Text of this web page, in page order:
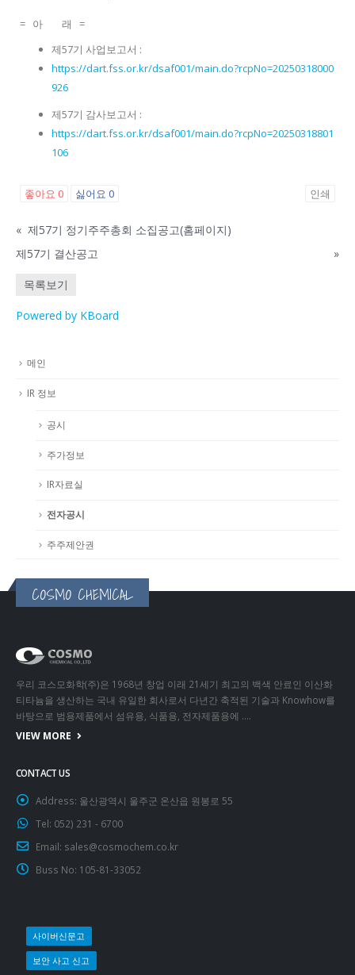
= 아 래 =
제57기 사업보고서 :
https://dart.fss.or.kr/dsaf001/main.do?rcpNo=20250318000
926
제57기 감사보고서 :
https://dart.fss.or.kr/dsaf001/main.do?rcpNo=20250318801
106
좋아요 0 싫어요 0 인쇄
« 제57기 정기주주총회 소집공고(홈페이지)
제57기 결산공고
»
목록보기
Powered by KBoard
메인
IR 정보
공시
주가정보
IR자료실
전자공시
주주제안권
COSMO CHEMICAL
우리 코스모화학(주)은 1968년 창업 이래 21세기 최고의 백색 안료인 이산화
티타늄을 생산하는 국내 유일한 회사로서 다년간 축적된 기술과 Knowhow를
바탕으로 범용제품에서 섬유용, 식품용, 전자제품용에 ….
VIEW MORE
CONTACT US
Address: 울산광역시 울주군 온산읍 원봉로 55
Tel: 052) 231 - 6700
Email: sales@cosmochem.co.kr
Buss No: 105-81-33052
사이버신문고
보안 사고 신고